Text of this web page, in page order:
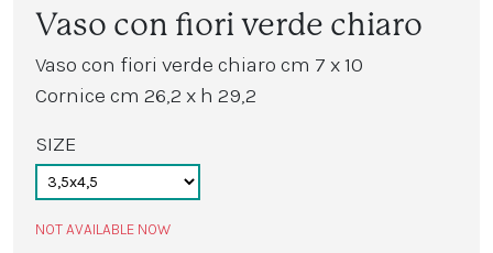
Vaso con fiori verde chiaro
Vaso con fiori verde chiaro cm 7 x 10
Cornice cm 26,2 x h 29,2
SIZE
NOT AVAILABLE NOW